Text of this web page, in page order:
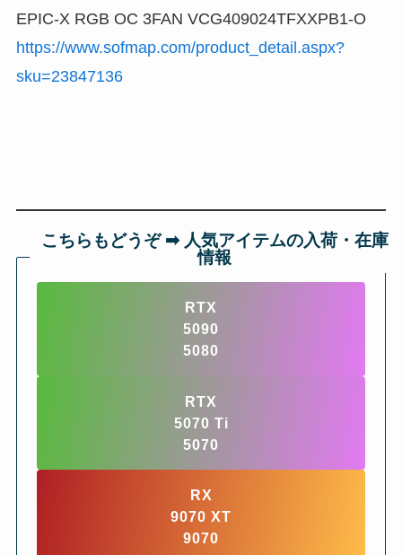
EPIC-X RGB OC 3FAN VCG409024TFXXPB1-O
https://www.sofmap.com/product_detail.aspx?
sku=23847136
こちらもどうぞ ➡︎ 人気アイテムの入荷・在庫
情報
RTX
5090
5080
RTX
5070 Ti
5070
RX
9070 XT
9070